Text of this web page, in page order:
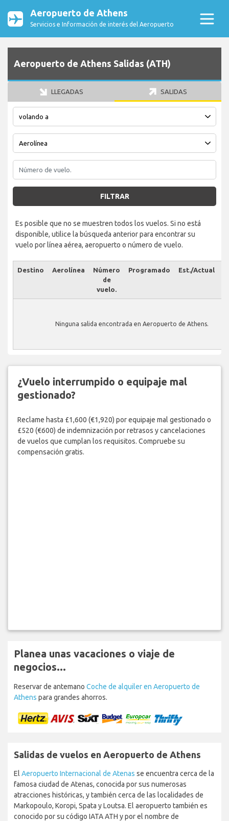
Aeropuerto de Athens
Servicios e Información de interés del Aeropuerto
Aeropuerto de Athens Salidas (ATH)
LLEGADAS SALIDAS
FILTRAR
Es posible que no se muestren todos los vuelos. Si no está
disponible, utilice la búsqueda anterior para encontrar su
vuelo por línea aérea, aeropuerto o número de vuelo.
Destino Aerolínea
Número
de
vuelo.
Programado Est./Actual
Ninguna salida encontrada en Aeropuerto de Athens.
¿Vuelo interrumpido o equipaje mal
gestionado?
Reclame hasta £1,600 (€1,920) por equipaje mal gestionado o
£520 (€600) de indemnización por retrasos y cancelaciones
de vuelos que cumplan los requisitos. Compruebe su
compensación gratis.
Planea unas vacaciones o viaje de
negocios...
Reservar de antemano Coche de alquiler en Aeropuerto de
Athens para grandes ahorros.
Salidas de vuelos en Aeropuerto de Athens
El Aeropuerto Internacional de Atenas se encuentra cerca de la
famosa ciudad de Atenas, conocida por sus numerosas
atracciones históricas, y también cerca de las localidades de
Markopoulo, Koropi, Spata y Loutsa. El aeropuerto también es
conocido por su código IATA ATH y por el nombre de